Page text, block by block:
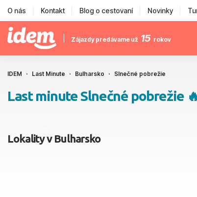
O nás Kontakt Blog o cestovaní Novinky
Zájazdy predávame už 15 rokov
IDEM Last Minute Bulharsko Slnečné pobrežie
Last minute Slnečné pobrežie
Lokality v Bulharsko